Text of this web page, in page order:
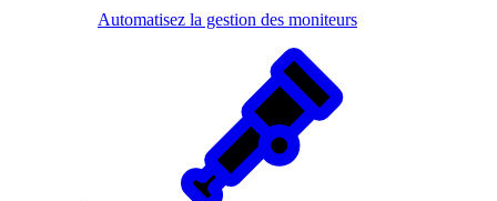
Automatisez la gestion des moniteurs